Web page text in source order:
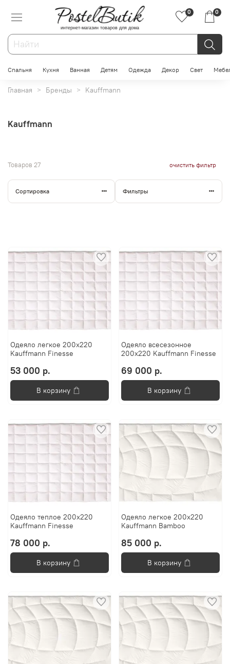
интернет-магазин товаров для дома
0 0
Спальня Кухня Ванная Детям Одежда Декор Свет
Главная Бренды Kauffmann
Kauffmann
Товаров 27 очистить фильтр
Сортировка Фильтры
Одеяло легкое 200х220
Kauffmann Finesse
53 000 р.
В корзину
Одеяло всесезонное
200х220 Kauffmann Finesse
69 000 р.
В корзину
Одеяло теплое 200х220
Kauffmann Finesse
78 000 р.
В корзину
Одеяло легкое 200х220
Kauffmann Bamboo
85 000 р.
В корзину